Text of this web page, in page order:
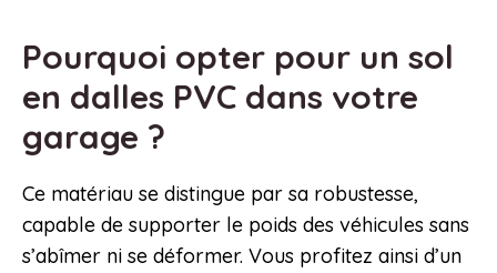
Pourquoi opter pour un sol
en dalles PVC dans votre
garage ?
Ce matériau se distingue par sa robustesse,
capable de supporter le poids des véhicules sans
s’abîmer ni se déformer. Vous profitez ainsi d’un